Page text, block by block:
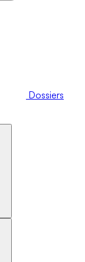
Dossiers